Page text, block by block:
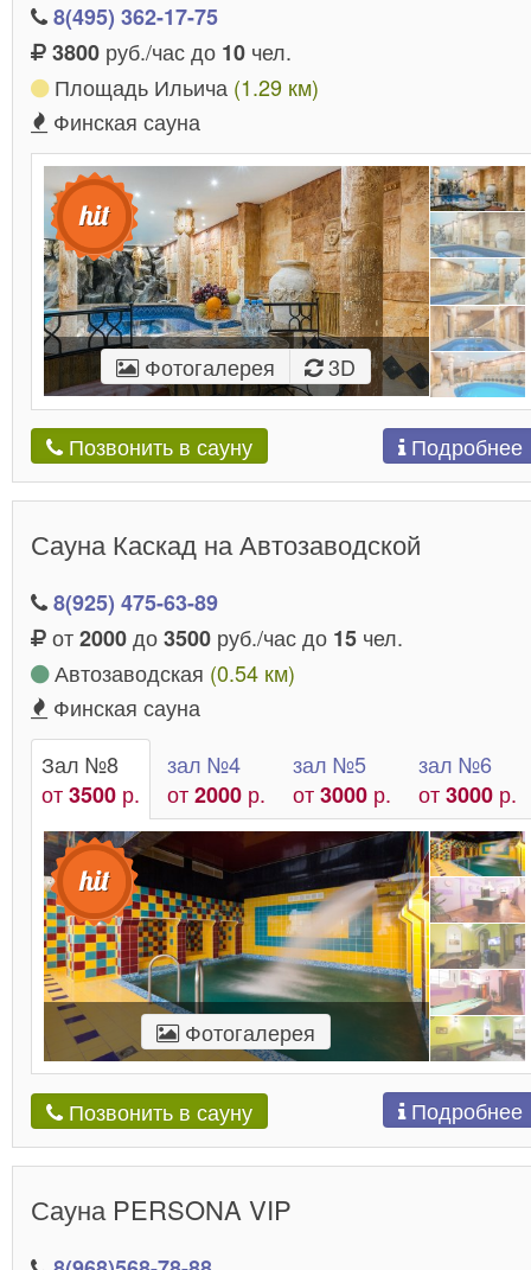
8(495) 362-17-75
3800 руб./час до 10 чел.
Площадь Ильича (1.29 км)
Финская сауна
Фотогалерея 3D
Позвонить в сауну Подробнее
Сауна Каскад на Автозаводской
8(925) 475-63-89
от2000до3500 руб./час до 15 чел.
Автозаводская (0.54 км)
Финская сауна
Зал №8
от3500 р.
зал №4
от2000 р.
зал №5
от3000 р.
зал №6
от3000 р.
Фотогалерея
Позвонить в сауну Подробнее
Сауна PERSONA VIP